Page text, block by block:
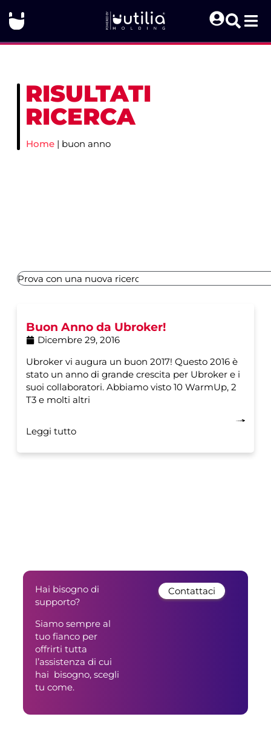
RISULTATI
RICERCA
Home | buon anno
Buon Anno da Ubroker!
Dicembre 29, 2016
Ubroker vi augura un buon 2017! Questo 2016 è
stato un anno di grande crescita per Ubroker e i
suoi collaboratori. Abbiamo visto 10 WarmUp, 2
T3 e molti altri
Leggi tutto
Hai bisogno di
supporto?
Siamo sempre al
tuo fianco per
offrirti tutta
l’assistenza di cui
hai bisogno, scegli
tu come.
Contattaci